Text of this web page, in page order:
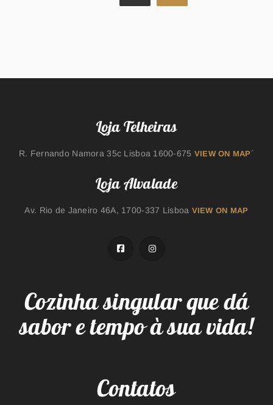
Loja Telheiras
R. Fernando Namora 35c Lisboa 1600-675 VIEW ON MAP´
Loja Alvalade
Av. Rio de Janeiro 46A, 1700-337 Lisboa VIEW ON MAP
Cozinha singular que dá
sabor e tempo à sua vida!
Contatos